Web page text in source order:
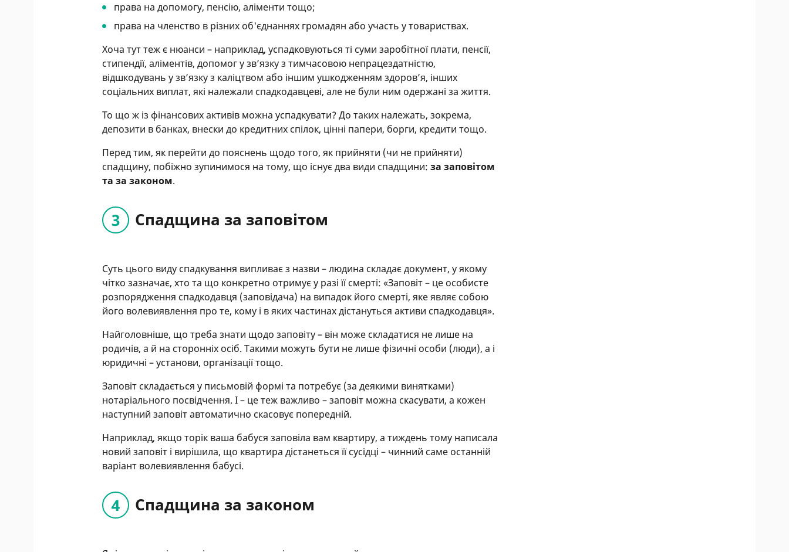
права на допомогу, пенсію, аліменти тощо;
права на членство в різних об'єднаннях громадян або участь у товариствах.
Хоча тут теж є нюанси – наприклад, успадковуються ті суми заробітної плати, пенсії,
стипендії, аліментів, допомог у зв’язку з тимчасовою непрацездатністю,
відшкодувань у зв’язку з каліцтвом або іншим ушкодженням здоров’я, інших
соціальних виплат, які належали спадкодавцеві, але не були ним одержані за життя.
То що ж із фінансових активів можна успадкувати? До таких належать, зокрема,
депозити в банках, внески до кредитних спілок, цінні папери, борги, кредити тощо.
Перед тим, як перейти до пояснень щодо того, як прийняти (чи не прийняти)
спадщину, побіжно зупинимося на тому, що існує два види спадщини:за заповітом
та за законом.
Спадщина за заповітом
Суть цього виду спадкування випливає з назви – людина складає документ, у якому
чітко зазначає, хто та що конкретно отримує у разі її смерті: «Заповіт – це особисте
розпорядження спадкодавця (заповідача) на випадок його смерті, яке являє собою
його волевиявлення про те, кому і в яких частинах дістануться активи спадкодавця».
Найголовніше, що треба знати щодо заповіту – він може складатися не лише на
родичів, а й на сторонніх осіб. Такими можуть бути не лише фізичні особи (люди), а і
юридичні – установи, організації тощо.
Заповіт складається у письмовій формі та потребує (за деякими винятками)
нотаріального посвідчення. І – це теж важливо – заповіт можна скасувати, а кожен
наступний заповіт автоматично скасовує попередній.
Наприклад, якщо торік ваша бабуся заповіла вам квартиру, а тиждень тому написала
новий заповіт і вирішила, що квартира дістанеться її сусідці – чинний саме останній
варіант волевиявлення бабусі.
Спадщина за законом